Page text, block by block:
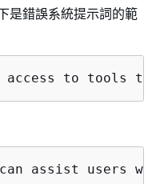
是錯誤系統提示詞的範
access to tools
can assist users